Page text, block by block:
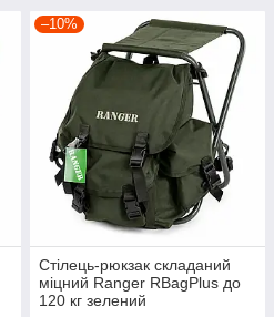
–10%
Стілець-рюкзак складаний
міцний Ranger RBagPlus до
120 кг зелений